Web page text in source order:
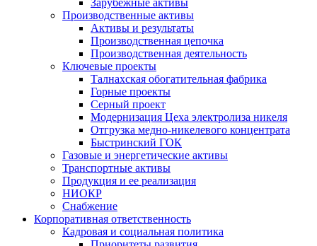
Зарубежные активы
Производственные активы
Активы и результаты
Производственная цепочка
Производственная деятельность
Ключевые проекты
Талнахская обогатительная фабрика
Горные проекты
Серный проект
Модернизация Цеха электролиза никеля
Отгрузка медно-никелевого концентрата
Быстринский ГОК
Газовые и энергетические активы
Транспортные активы
Продукция и ее реализация
НИОКР
Снабжение
Корпоративная ответственность
Кадровая и социальная политика